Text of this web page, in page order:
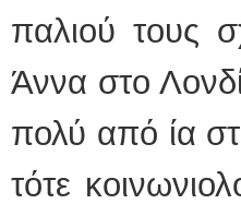
παλιού τους
Άννα στο
πολύ από ία
τότε